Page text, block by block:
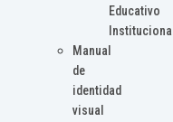
Educativo
Institucional
Manual
de
identidad
visual